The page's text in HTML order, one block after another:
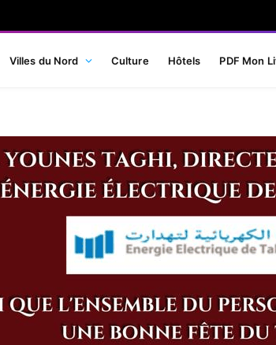
Villes du Nord Culture Hôtels PDF Mon